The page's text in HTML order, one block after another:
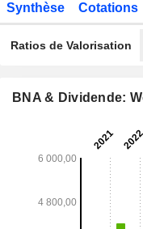
Synthèse Cotations
Ratios de Valorisation
BNA & Dividende: